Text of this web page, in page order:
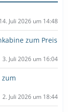
14. Juli 2026 um 14:48
zum Preis
3. Juli 2026 um 16:04
zum
2. Juli 2026 um 18:44